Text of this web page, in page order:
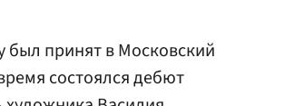
был принят в Московский
состоялся дебют